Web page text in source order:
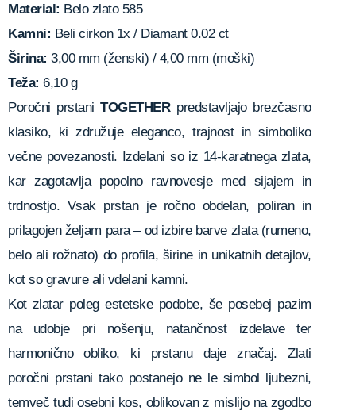
Material: Belo zlato 585
Kamni: Beli cirkon 1x / Diamant 0.02 ct
Širina: 3,00 mm (ženski) / 4,00 mm (moški)
Teža: 6,10 g
Poročni prstaniTOGETHER predstavljajo brezčasno
klasiko, ki združuje eleganco, trajnost in simboliko
večne povezanosti. Izdelani so iz 14-karatnega zlata,
kar zagotavlja popolno ravnovesje med sijajem in
trdnostjo. Vsak prstan je ročno obdelan, poliran in
prilagojen željam para – od izbire barve zlata (rumeno,
belo ali rožnato) do profila, širine in unikatnih detajlov,
kot so gravure ali vdelani kamni.
Kot zlatar poleg estetske podobe, še posebej pazim
na udobje pri nošenju, natančnost izdelave ter
harmonično obliko, ki prstanu daje značaj. Zlati
poročni prstani tako postanejo ne le simbol ljubezni,
temveč tudi osebni kos, oblikovan z mislijo na zgodbo